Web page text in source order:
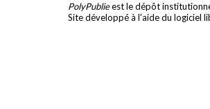
PolyPublieest le dépôt
Site développé à l'aide du logiciel